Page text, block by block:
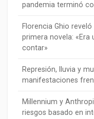
pandemia terminó
Florencia Ghio
primera novela: «Era
contar»
Represión, lluvia y
manifestaciones
Millennium y
riesgos basado en